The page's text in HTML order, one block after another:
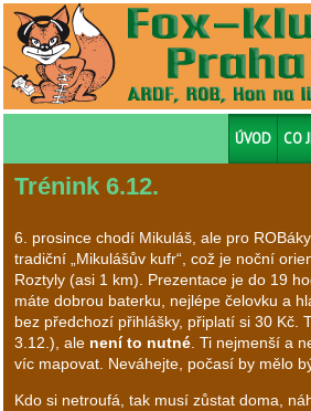
ÚVOD CO
Trénink 6.12.
6. prosince chodí Mikuláš, ale pro
tradiční „Mikulášův kufr“, což je noční
Roztyly (asi 1 km). Prezentace je do 19
máte dobrou baterku, nejlépe čelovku a
bez předchozí přihlášky, připlatí si 30 Kč.
3.12.), ale není to nutné. Ti nejmenší a
víc mapovat. Neváhejte, počasí by mělo
Kdo si netroufá, tak musí zůstat doma,